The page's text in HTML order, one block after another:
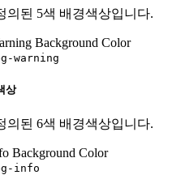
의된 5색 배경색상입니다.
Background Color
warning
상
의된 6색 배경색상입니다.
Background Color
info